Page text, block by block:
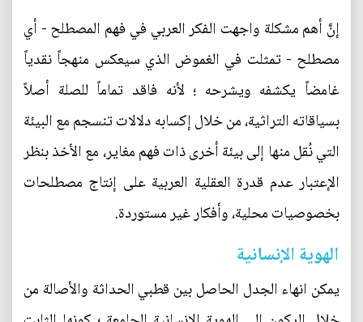
إنَّ أهم مشكلة واجهت الفكر العربي في فهم المصطلح - أي
مصطلح - تمثلت في الغموض الذي سيعكس منهجاً نقدياً
غامضاً يكشفه ويشرحه ؛ لأنه فاقد تماماً للصلة أصلاً
بسياقاته التراثية، من خلال إكسابه دلالات تنسجم مع البيئة
التي نُقل منها إلى بيئة أخرى ذات فهم مغاير، مع الأخذ بنظر
الإعتبار عدم قدرة العقلية العربية على إنتاج مصطلحات
بخصوصيات محلية، وأفكار غير مستوردة.
الهوية الإنسانية
يمكن انهاء الجدل الحاصل بين قطبي الحداثة والأصالة من